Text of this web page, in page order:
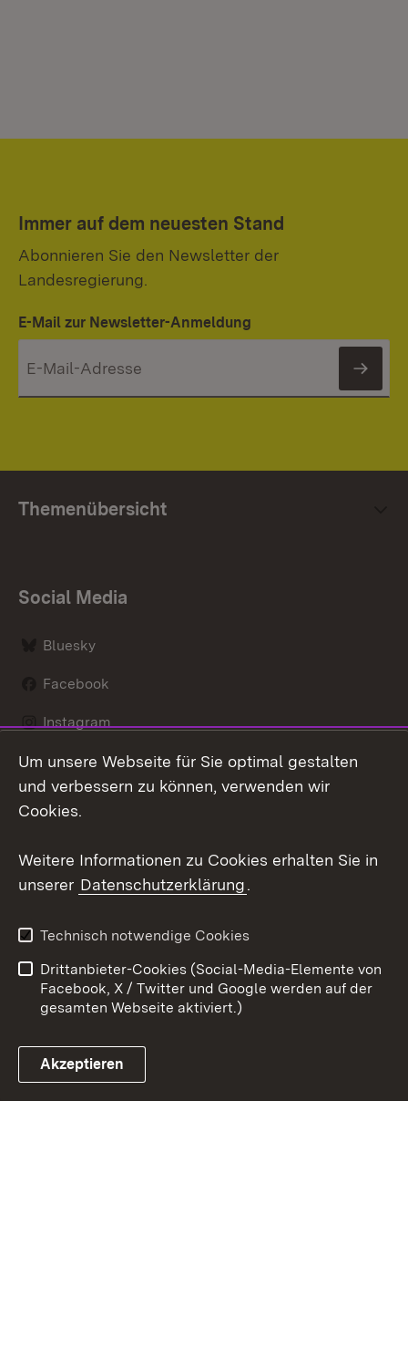
Immer auf dem neuesten Stand
Abonnieren Sie den Newsletter der
Landesregierung.
E-Mail zur Newsletter-Anmeldung
Themenübersicht
Social Media
Bluesky
Facebook
Instagram
LinkedIn
Link zum Landesportal
Datenschutz
Barrierefreiheit
Impressum
Cookies
Um unsere Webseite für Sie optimal gestalten
und verbessern zu können, verwenden wir
Cookies.
Weitere Informationen zu Cookies erhalten Sie in
unserer Datenschutzerklärung.
Technisch notwendige Cookies
Drittanbieter-Cookies (Social-Media-Elemente von
Facebook, X / Twitter und Google werden auf der
gesamten Webseite aktiviert.)
Akzeptieren